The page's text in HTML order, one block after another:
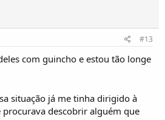
#13
com guincho e estou tão longe
situação já me tinha dirigido à
descobrir alguém que